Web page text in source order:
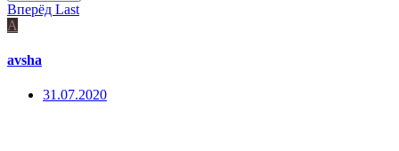
Вперёд Last
A
avsha
31.07.2020